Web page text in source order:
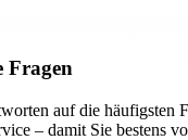
Fragen
auf die häufigsten
– damit Sie bestens